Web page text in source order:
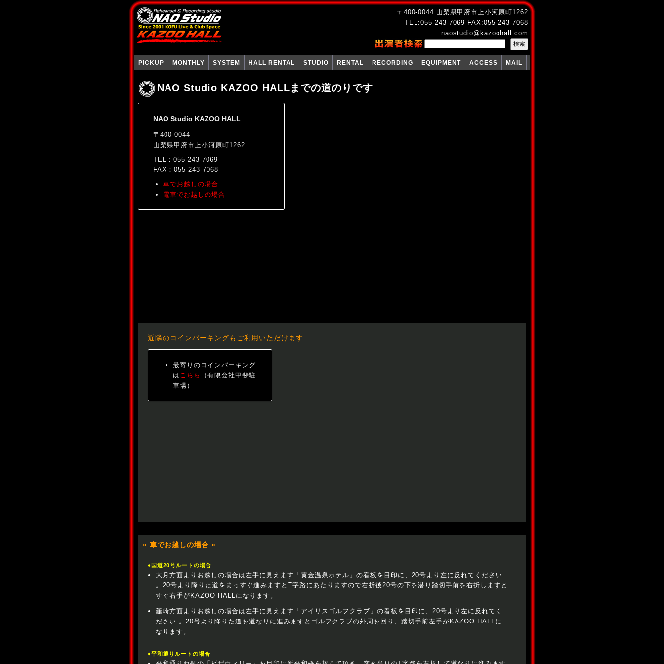
〒400-0044 山梨県甲府市上小河原町1262
TEL:055-243-7069 FAX:055-243-7068
naostudio@kazoohall.com
PICKUP MONTHLY SYSTEM HALL RENTAL STUDIO RENTAL RECORDING EQUIPMENT ACCESS MAIL
NAO Studio KAZOO HALLまでの道のりです
NAO Studio KAZOO HALL
〒400-0044
山梨県甲府市上小河原町1262
TEL：055-243-7069
FAX：055-243-7068
車でお越しの場合
電車でお越しの場合
近隣のコインパーキングもご利用いただけます
最寄りのコインパーキング
は こちら
（有限会社甲斐駐
車場）
« 車でお越しの場合 »
♦国道20号ルートの場合
大月方面よりお越しの場合は左手に見えます「黄金温泉ホテル」の看板を目印に、20号より左に反れてください
。20号より降りた道をまっすぐ進みますとT字路にあたりますので右折後20号の下を潜り踏切手前を右折しますと
すぐ右手がKAZOO HALLになります。
韮崎方面よりお越しの場合は左手に見えます「アイリスゴルフクラブ」の看板を目印に、20号より左に反れてく
ださい 。20号より降りた道を道なりに進みますとゴルフクラブの外周を回り、踏切手前左手がKAZOO HALLに
なります。
♦平和通りルートの場合